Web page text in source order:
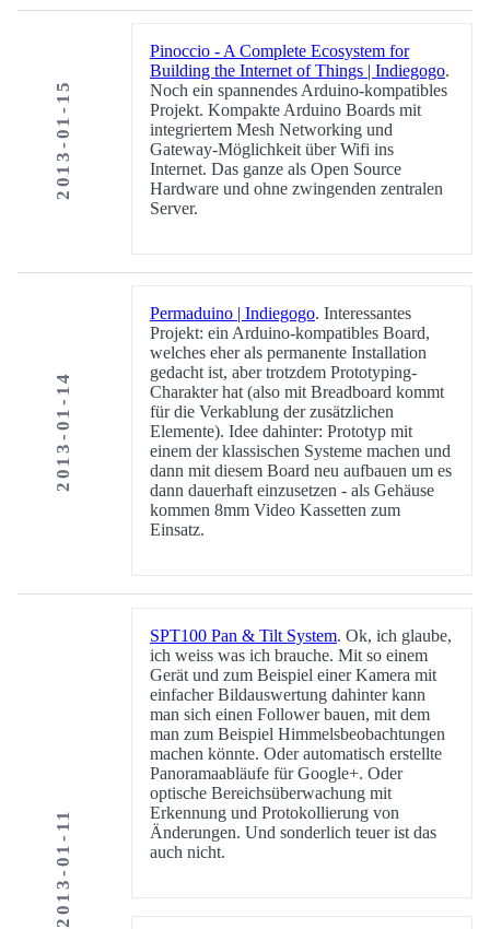
2013-01-15
Pinoccio - A Complete Ecosystem for
Building the Internet of Things | Indiegogo.
Noch ein spannendes Arduino-kompatibles
Projekt. Kompakte Arduino Boards mit
integriertem Mesh Networking und
Gateway-Möglichkeit über Wifi ins
Internet. Das ganze als Open Source
Hardware und ohne zwingenden zentralen
Server.
2013-01-14
Permaduino | Indiegogo. Interessantes
Projekt: ein Arduino-kompatibles Board,
welches eher als permanente Installation
gedacht ist, aber trotzdem Prototyping-
Charakter hat (also mit Breadboard kommt
für die Verkablung der zusätzlichen
Elemente). Idee dahinter: Prototyp mit
einem der klassischen Systeme machen und
dann mit diesem Board neu aufbauen um es
dann dauerhaft einzusetzen - als Gehäuse
kommen 8mm Video Kassetten zum
Einsatz.
2013-01-11
SPT100 Pan & Tilt System. Ok, ich glaube,
ich weiss was ich brauche. Mit so einem
Gerät und zum Beispiel einer Kamera mit
einfacher Bildauswertung dahinter kann
man sich einen Follower bauen, mit dem
man zum Beispiel Himmelsbeobachtungen
machen könnte. Oder automatisch erstellte
Panoramaabläufe für Google+. Oder
optische Bereichsüberwachung mit
Erkennung und Protokollierung von
Änderungen. Und sonderlich teuer ist das
auch nicht.